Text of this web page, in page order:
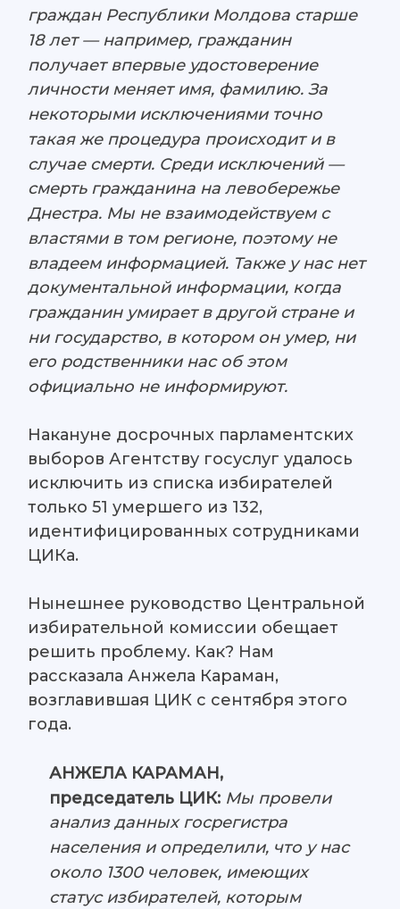
граждан Республики Молдова старше
18 лет — например, гражданин
получает впервые удостоверение
личности меняет имя, фамилию. За
некоторыми исключениями точно
такая же процедура происходит и в
случае смерти. Среди исключений —
смерть гражданина на левобережье
Днестра. Мы не взаимодействуем с
властями в том регионе, поэтому не
владеем информацией. Также у нас нет
документальной информации, когда
гражданин умирает в другой стране и
ни государство, в котором он умер, ни
его родственники нас об этом
официально не информируют.
Накануне досрочных парламентских
выборов Агентству госуслуг удалось
исключить из списка избирателей
только 51 умершего из 132,
идентифицированных сотрудниками
ЦИКа.
Нынешнее руководство Центральной
избирательной комиссии обещает
решить проблему. Как? Нам
рассказала Анжела Караман,
возглавившая ЦИК с сентября этого
года.
АНЖЕЛА КАРАМАН,
председатель ЦИК: Мы провели
анализ данных госрегистра
населения и определили, что у нас
около 1300 человек, имеющих
статус избирателей, которым